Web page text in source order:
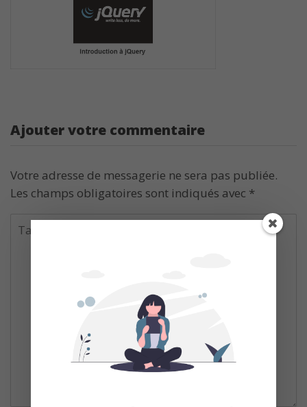
Ajouter votre commentaire
Votre adresse de messagerie ne sera pas publiée.
Les champs obligatoires sont indiqués avec *